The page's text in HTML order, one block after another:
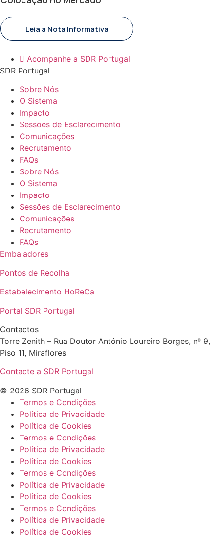
Leia a Nota Informativa
Acompanhe a SDR Portugal
SDR Portugal
Sobre Nós
O Sistema
Impacto
Sessões de Esclarecimento
Comunicações
Recrutamento
FAQs
Sobre Nós
O Sistema
Impacto
Sessões de Esclarecimento
Comunicações
Recrutamento
FAQs
Embaladores
Pontos de Recolha
Estabelecimento HoReCa
Portal SDR Portugal
Contactos
Torre Zenith – Rua Doutor António Loureiro Borges, nº 9,
Piso 11, Miraflores
Contacte a SDR Portugal
© 2026 SDR Portugal
Termos e Condições
Política de Privacidade
Política de Cookies
Termos e Condições
Política de Privacidade
Política de Cookies
Termos e Condições
Política de Privacidade
Política de Cookies
Termos e Condições
Política de Privacidade
Política de Cookies